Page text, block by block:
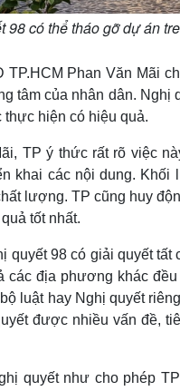
98 có thể tháo gỡ dự án
TP.HCM Phan Văn Mãi
tâm của nhân dân.
hiện có hiệu quả.
TP ý thức rất rõ việc
khai các nội dung.
lượng. TP cũng huy
tốt nhất.
quyết 98 có giải quyết
các địa phương khác
luật hay Nghị quyết
được nhiều vấn đề,
quyết như cho phép